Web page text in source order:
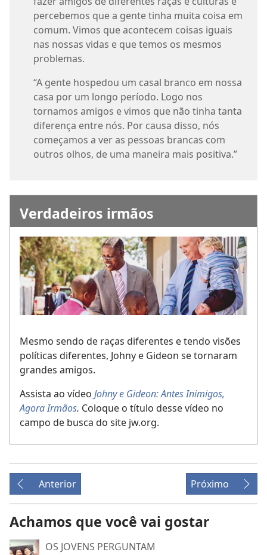
percebemos que a gente tinha muita coisa em
comum. Vimos que acontecem coisas iguais
nas nossas vidas e que temos os mesmos
problemas.
“A gente hospedou um casal branco em nossa
casa por um longo período. Logo nos
tornamos amigos e vimos que não tinha tanta
diferença entre nós. Por causa disso, nós
começamos a ver as pessoas brancas com
outros olhos, de uma maneira mais positiva.”
Verdadeiros irmãos
Mesmo sendo de raças diferentes e tendo visões
políticas diferentes, Johny e Gideon se tornaram
grandes amigos.
Assista ao vídeo Johny e Gideon: Antes Inimigos,
Agora Irmãos. Coloque o título desse vídeo no
campo de busca do site jw.org.
Anterior Próximo
Achamos que você vai gostar
OS JOVENS PERGUNTAM